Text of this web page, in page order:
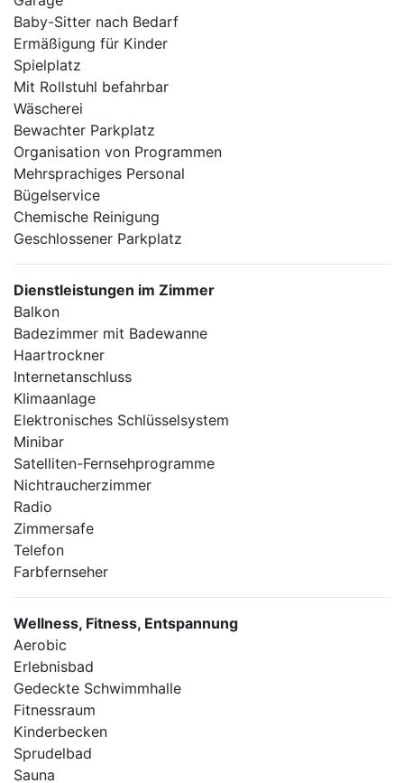
Baby-Sitter nach Bedarf
Ermäßigung für Kinder
Spielplatz
Mit Rollstuhl befahrbar
Wäscherei
Bewachter Parkplatz
Organisation von Programmen
Mehrsprachiges Personal
Bügelservice
Chemische Reinigung
Geschlossener Parkplatz
Dienstleistungen im Zimmer
Balkon
Badezimmer mit Badewanne
Haartrockner
Internetanschluss
Klimaanlage
Elektronisches Schlüsselsystem
Minibar
Satelliten-Fernsehprogramme
Nichtraucherzimmer
Radio
Zimmersafe
Telefon
Farbfernseher
Wellness, Fitness, Entspannung
Aerobic
Erlebnisbad
Gedeckte Schwimmhalle
Fitnessraum
Kinderbecken
Sprudelbad
Sauna